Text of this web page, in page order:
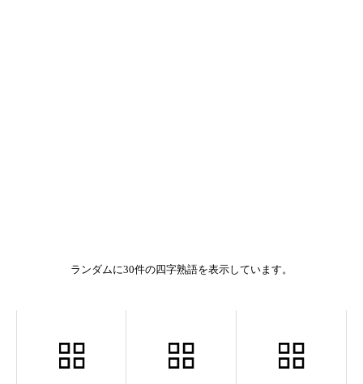
ランダムに30件の四字熟語を表示しています。